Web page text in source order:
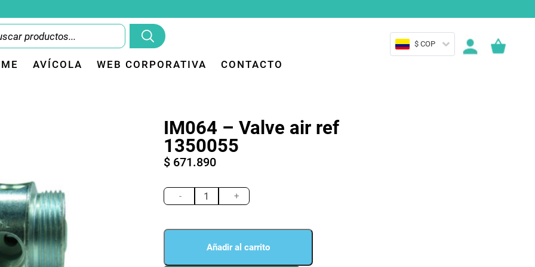
AVÍCOLA WEB CORPORATIVA CONTACTO
$ COP
IM064 – Valve air ref
1350055
$ 671.890
-
-
Valve
ref
+
Añadir al carrito